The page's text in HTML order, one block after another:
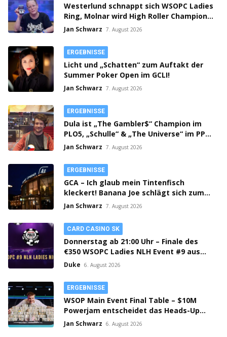
Westerlund schnappt sich WSOPC Ladies
Ring, Molnar wird High Roller Champion,
Main Event gestartet!
Jan Schwarz 7. August 2026
ERGEBNISSE
Licht und „Schatten“ zum Auftakt der
Summer Poker Open im GCLI!
Jan Schwarz 7. August 2026
ERGEBNISSE
Dula ist „The Gambler$“ Champion im
PLO5, „Schulle“ & „The Universe“ im PPM
SHR Finale!
Jan Schwarz 7. August 2026
ERGEBNISSE
GCA – Ich glaub mein Tintenfisch
kleckert! Banana Joe schlägt sich zum
Thursday 3k Sieg durch!
Jan Schwarz 7. August 2026
CARD CASINO SK
Donnerstag ab 21:00 Uhr – Finale des
€350 WSOPC Ladies NLH Event #9 aus
dem Card Casino SK!
Duke 6. August 2026
ERGEBNISSE
WSOP Main Event Final Table – $10M
Powerjam entscheidet das Heads-Up
zwischen Jumalon und Saaskilahti!
Jan Schwarz 6. August 2026